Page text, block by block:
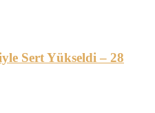
Sert Yükseldi – 28